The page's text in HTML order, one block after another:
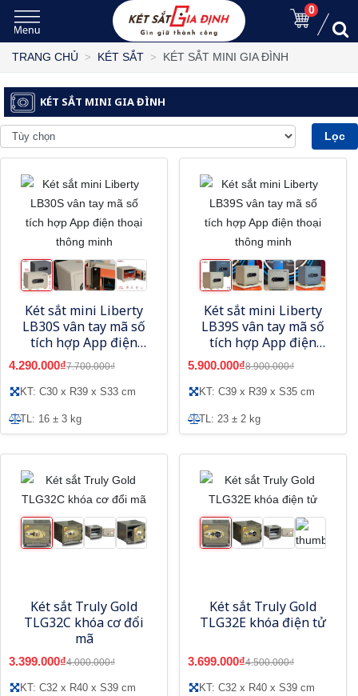
0
TRANG CHỦ KÉT SẮT KÉT SẮT MINI GIA ĐÌNH
KÉT SẮT MINI GIA ĐÌNH
Lọc
Két sắt mini Liberty
LB30S vân tay mã số
tích hợp App điện
thoại thông minh
4.290.000₫7.700.000₫
KT: C30 x R39 x S33 cm
TL: 16 ± 3 kg
Két sắt mini Liberty
LB39S vân tay mã số
tích hợp App điện
thoại thông minh
5.900.000₫8.900.000₫
KT: C39 x R39 x S35 cm
TL: 23 ± 2 kg
Két sắt Truly Gold
TLG32C khóa cơ đổi
mã
3.399.000₫4.000.000₫
KT: C32 x R40 x S39 cm
Két sắt Truly Gold
TLG32E khóa điện tử
3.699.000₫4.500.000₫
KT: C32 x R40 x S39 cm